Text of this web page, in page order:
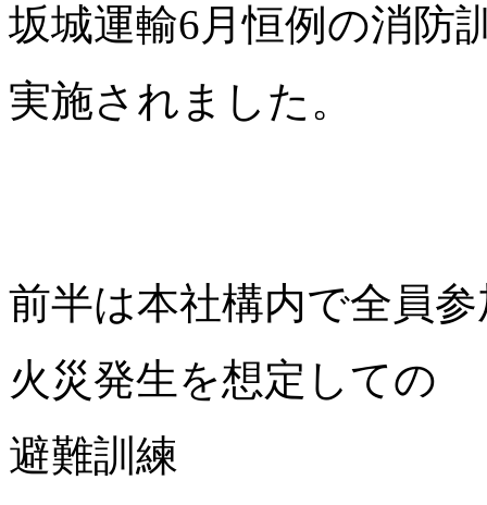
坂城運輸6月恒例の消防
実施されました。
前半は本社構内で全員
火災発生を想定しての
避難訓練